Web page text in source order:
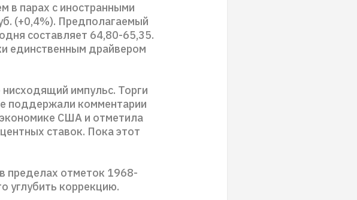
в парах с иностранными
(+0,4%). Предполагаемый
составляет 64,80-65,35.
единственным драйвером
импульс. Торги
поддержали комментарии
США и отметила
ставок. Пока этот
пределах отметок 1968-
углубить коррекцию.